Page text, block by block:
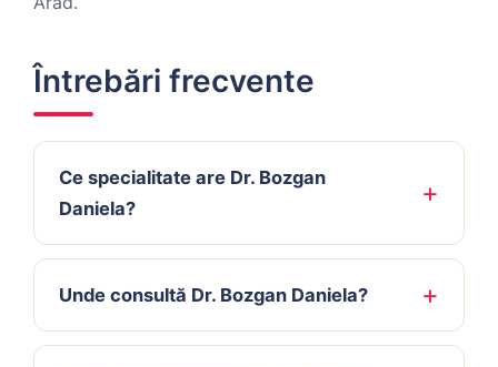
Întrebări frecvente
Ce specialitate are Dr. Bozgan
Daniela?
Unde consultă Dr. Bozgan Daniela?